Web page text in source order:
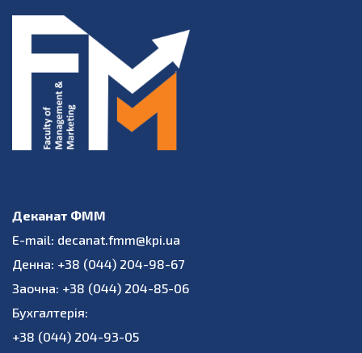
Деканат ФММ
E-mail: decanat.fmm@kpi.ua
Денна: +38 (044) 204-98-67
Заочна: +38 (044) 204-85-06
Бухгалтерія:
+38 (044) 204-93-05